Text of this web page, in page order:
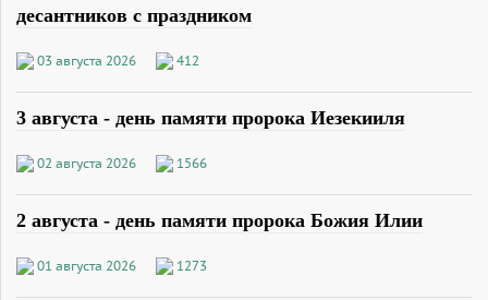
десантников с праздником
03 августа 2026 412
3 августа - день памяти пророка Иезекииля
02 августа 2026 1566
2 августа - день памяти пророка Божия Илии
01 августа 2026 1273